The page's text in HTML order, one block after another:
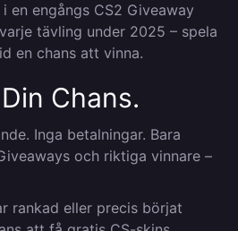
en engångs CS2 Giveaway
tävling under 2025 – spela
en chans att vinna.
Chans.
Inga betalningar. Bara
och riktiga vinnare –
rankad eller precis börjat